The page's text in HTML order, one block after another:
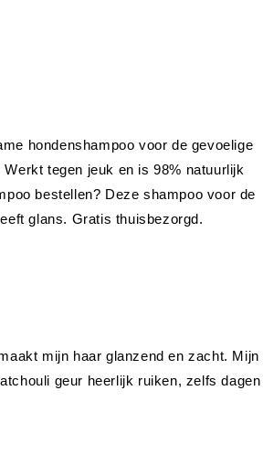
mijn haar glanzend en zacht. Mijn
geur heerlijk ruiken, zelfs dagen